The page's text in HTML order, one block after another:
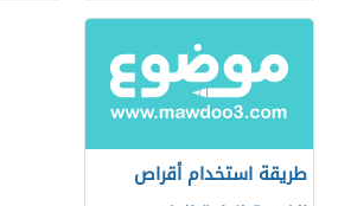
طريقة استخدام أقراص